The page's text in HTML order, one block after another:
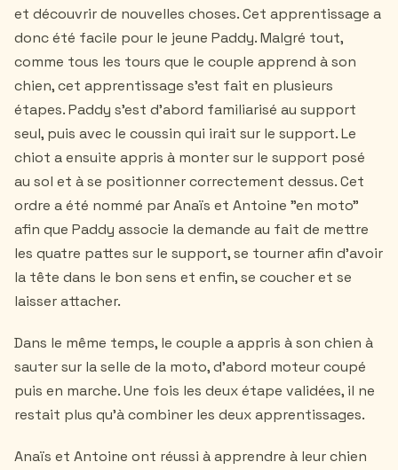
et découvrir de nouvelles choses. Cet apprentissage a
donc été facile pour le jeune Paddy. Malgré tout,
comme tous les tours que le couple apprend à son
chien, cet apprentissage s'est fait en plusieurs
étapes. Paddy s'est d'abord familiarisé au support
seul, puis avec le coussin qui irait sur le support. Le
chiot a ensuite appris à monter sur le support posé
au sol et à se positionner correctement dessus. Cet
ordre a été nommé par Anaïs et Antoine "en moto"
afin que Paddy associe la demande au fait de mettre
les quatre pattes sur le support, se tourner afin d'avoir
la tête dans le bon sens et enfin, se coucher et se
laisser attacher.
Dans le même temps, le couple a appris à son chien à
sauter sur la selle de la moto, d'abord moteur coupé
puis en marche. Une fois les deux étape validées, il ne
restait plus qu'à combiner les deux apprentissages.
Anaïs et Antoine ont réussi à apprendre à leur chien